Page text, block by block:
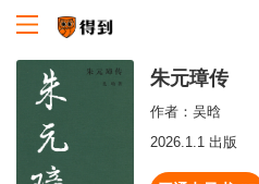
朱元璋传
作者： 吴晗
2026.1.1 出版